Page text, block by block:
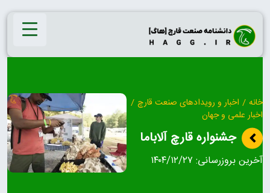
Skip
content
خانه / اخبار و رویدادهای صنعت قارچ /
اخبار علمی و جهان
جشنواره قارچ آلاباما
آخرین بروزرسانی: ۱۴۰۴/۱۲/۲۷